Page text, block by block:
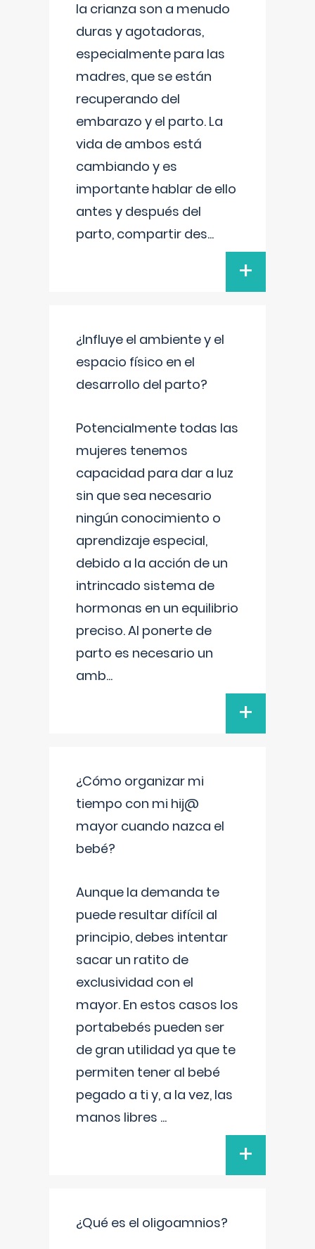
la crianza son a menudo
duras y agotadoras,
especialmente para las
madres, que se están
recuperando del
embarazo y el parto. La
vida de ambos está
cambiando y es
importante hablar de ello
antes y después del
parto, compartir des...
+
¿Influye el ambiente y el
espacio físico en el
desarrollo del parto?
Potencialmente todas las
mujeres tenemos
capacidad para dar a luz
sin que sea necesario
ningún conocimiento o
aprendizaje especial,
debido a la acción de un
intrincado sistema de
hormonas en un equilibrio
preciso. Al ponerte de
parto es necesario un
amb...
+
¿Cómo organizar mi
tiempo con mi hij@
mayor cuando nazca el
bebé?
Aunque la demanda te
puede resultar difícil al
principio, debes intentar
sacar un ratito de
exclusividad con el
mayor. En estos casos los
portabebés pueden ser
de gran utilidad ya que te
permiten tener al bebé
pegado a ti y, a la vez, las
manos libres ...
+
¿Qué es el oligoamnios?